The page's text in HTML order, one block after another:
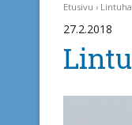
Etusivu
27.2.2018